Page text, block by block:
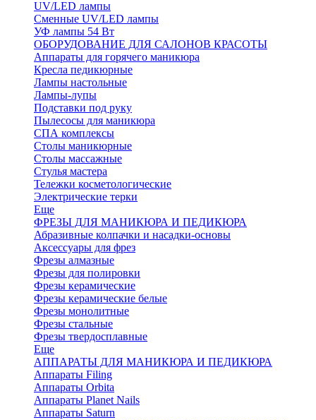
UV/LED лампы
Сменные UV/LED лампы
УФ лампы 54 Вт
ОБОРУДОВАНИЕ ДЛЯ САЛОНОВ КРАСОТЫ
Аппараты для горячего маникюра
Кресла педикюрные
Лампы настольные
Лампы-лупы
Подставки под руку
Пылесосы для маникюра
СПА комплексы
Столы маникюрные
Столы массажные
Стулья мастера
Тележки косметологические
Электрические терки
Еще
ФРЕЗЫ ДЛЯ МАНИКЮРА И ПЕДИКЮРА
Абразивные колпачки и насадки-основы
Аксессуары для фрез
Фрезы алмазные
Фрезы для полировки
Фрезы керамические
Фрезы керамические белые
Фрезы монолитные
Фрезы стальные
Фрезы твердосплавные
Еще
АППАРАТЫ ДЛЯ МАНИКЮРА И ПЕДИКЮРА
Аппараты Filing
Аппараты Orbita
Аппараты Planet Nails
Аппараты Saturn